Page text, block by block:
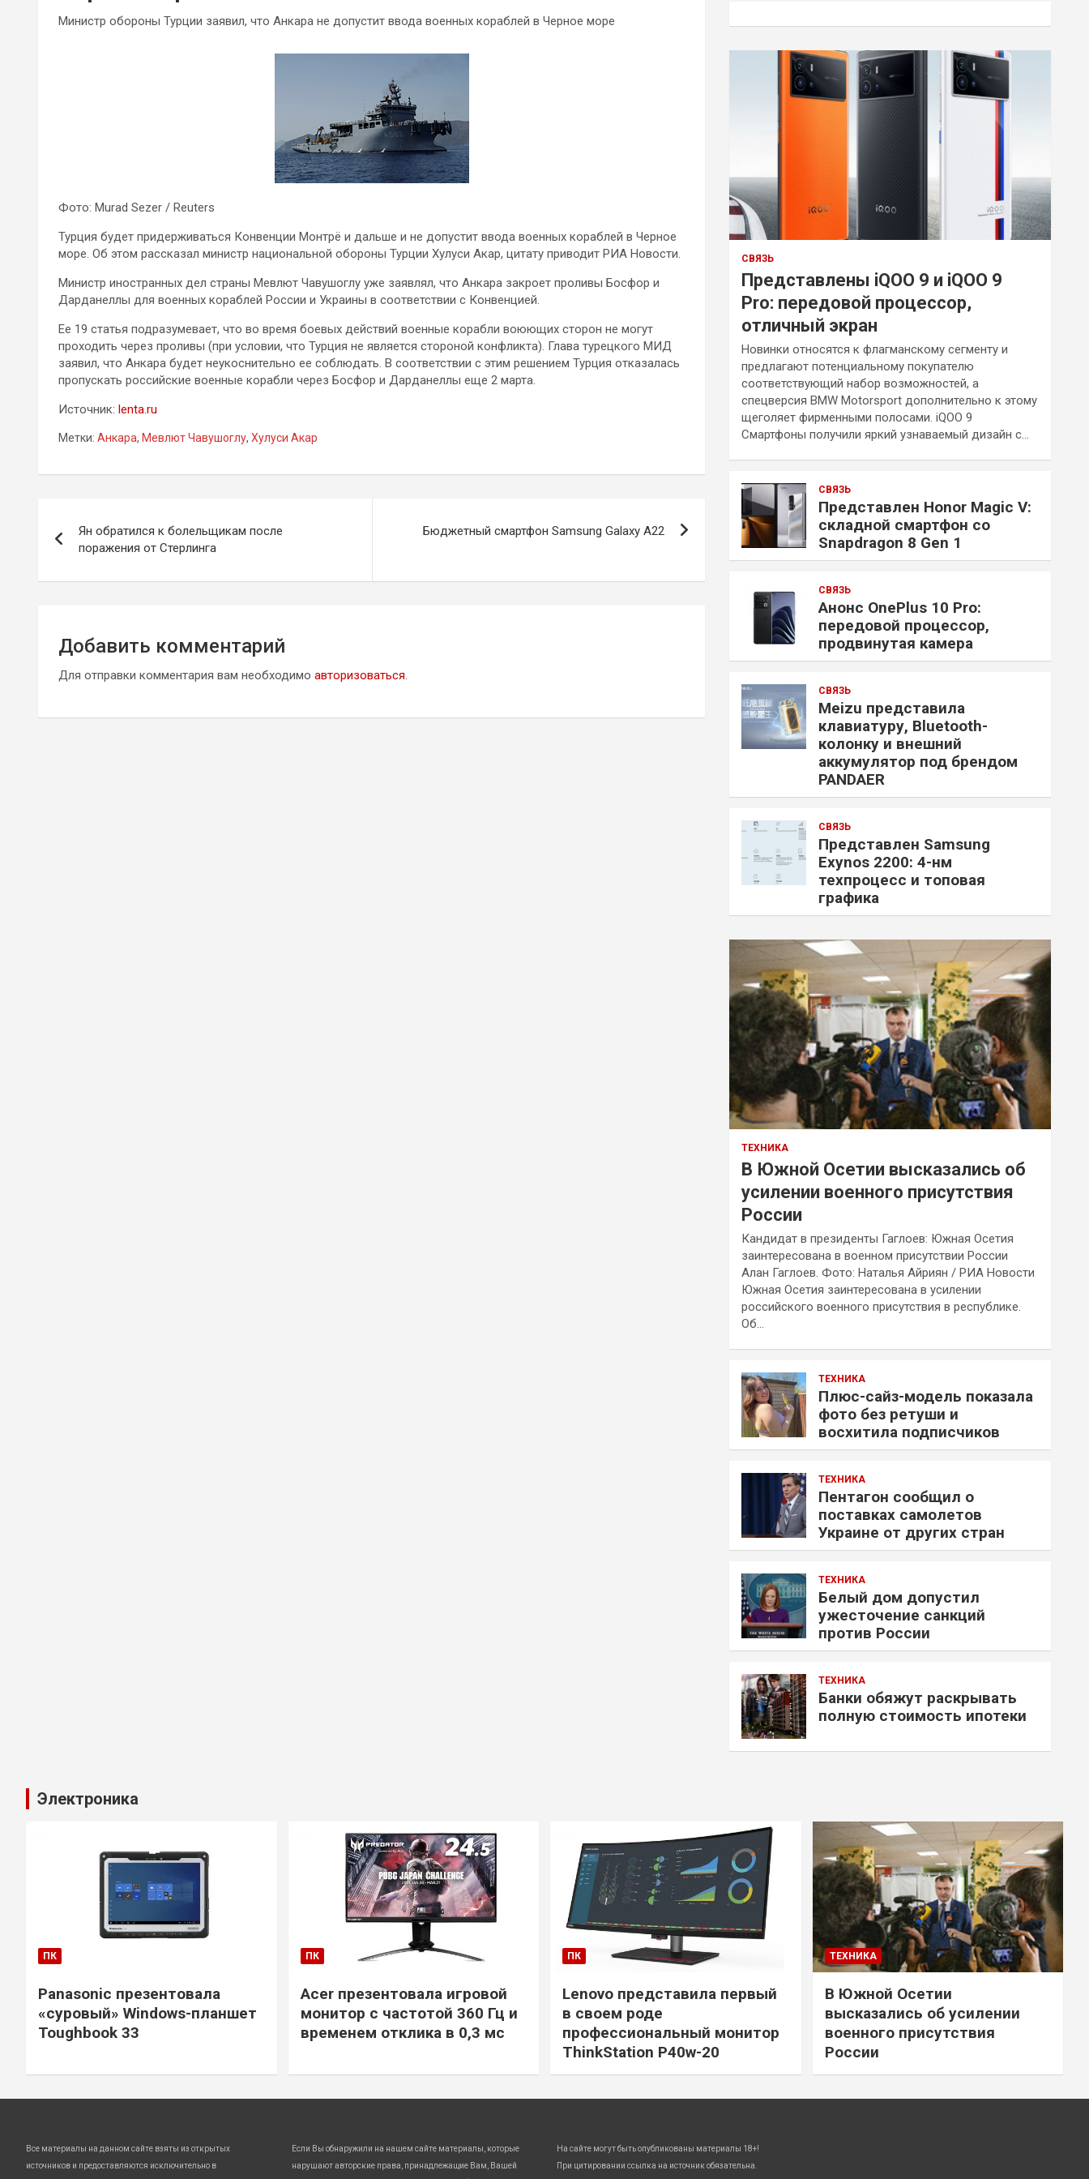
Министр обороны Турции заявил, что Анкара не допустит ввода военных кораблей в Черное море
Фото: Murad Sezer / Reuters
Турция будет придерживаться Конвенции Монтрё и дальше и не допустит ввода военных кораблей в Черное
море. Об этом рассказал министр национальной обороны Турции Хулуси Акар, цитату приводит РИА Новости.
Министр иностранных дел страны Мевлют Чавушоглу уже заявлял, что Анкара закроет проливы Босфор и
Дарданеллы для военных кораблей России и Украины в соответствии с Конвенцией.
Ее 19 статья подразумевает, что во время боевых действий военные корабли воюющих сторон не могут
проходить через проливы (при условии, что Турция не является стороной конфликта). Глава турецкого МИД
заявил, что Анкара будет неукоснительно ее соблюдать. В соответствии с этим решением Турция отказалась
пропускать российские военные корабли через Босфор и Дарданеллы еще 2 марта.
Источник: lenta.ru
Метки: Анкара, Мевлют Чавушоглу, Хулуси Акар
по
записям
Ян обратился к болельщикам после
поражения от Стерлинга
Бюджетный смартфон Samsung Galaxy A22
Добавить комментарий
Для отправки комментария вам необходимо авторизоваться
СВЯЗЬ
Представлены iQOO 9 и iQOO 9
Pro: передовой процессор,
отличный экран
Новинки относятся к флагманскому сегменту и
предлагают потенциальному покупателю
соответствующий набор возможностей, а
спецверсия BMW Motorsport дополнительно к этому
щеголяет фирменными полосами. iQOO 9
Смартфоны получили яркий узнаваемый дизайн с…
СВЯЗЬ
Представлен Honor Magic V:
складной смартфон со
Snapdragon 8 Gen 1
СВЯЗЬ
Анонс OnePlus 10 Pro:
передовой процессор,
продвинутая камера
СВЯЗЬ
Meizu представила
клавиатуру, Bluetooth-
колонку и внешний
аккумулятор под брендом
PANDAER
СВЯЗЬ
Представлен Samsung
Exynos 2200: 4-нм
техпроцесс и топовая
графика
ТЕХНИКА
В Южной Осетии высказались об
усилении военного присутствия
России
Кандидат в президенты Гаглоев: Южная Осетия
заинтересована в военном присутствии России
Алан Гаглоев. Фото: Наталья Айриян / РИА Новости
Южная Осетия заинтересована в усилении
российского военного присутствия в республике.
Об…
ТЕХНИКА
Плюс-сайз-модель показала
фото без ретуши и
восхитила подписчиков
ТЕХНИКА
Пентагон сообщил о
поставках самолетов
Украине от других стран
ТЕХНИКА
Белый дом допустил
ужесточение санкций
против России
ТЕХНИКА
Банки обяжут раскрывать
полную стоимость ипотеки
Электроника
ПК
Panasonic презентовала
«суровый» Windows-планшет
Toughbook 33
ПК
Acer презентовала игровой
монитор с частотой 360 Гц и
временем отклика в 0,3 мс
ПК
Lenovo представила первый
в своем роде
профессиональный монитор
ThinkStation P40w-20
ТЕХНИКА
В Южной Осетии
высказались об усилении
военного присутствия
России
Все материалы на данном сайте взяты из открытых
источников и предоставляются исключительно в
Если Вы обнаружили на нашем сайте материалы, которые
нарушают авторские права, принадлежащие Вам, Вашей
На сайте могут быть опубликованы материалы 18+!
При цитировании ссылка на источник обязательна.